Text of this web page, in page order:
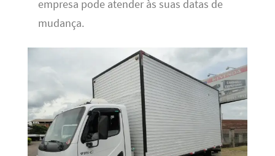
empresa pode atender às suas datas de
mudança.